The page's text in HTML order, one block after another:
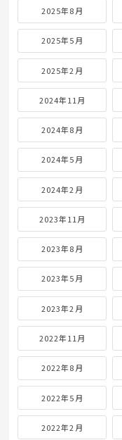
2025年8月
2025年5月
2025年2月
2024年11月
2024年8月
2024年5月
2024年2月
2023年11月
2023年8月
2023年5月
2023年2月
2022年11月
2022年8月
2022年5月
2022年2月